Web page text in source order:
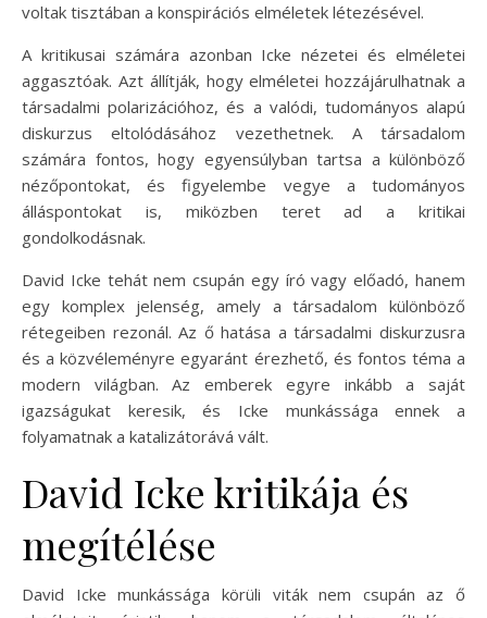
voltak tisztában a konspirációs elméletek létezésével.
A kritikusai számára azonban Icke nézetei és elméletei
aggasztóak. Azt állítják, hogy elméletei hozzájárulhatnak a
társadalmi polarizációhoz, és a valódi, tudományos alapú
diskurzus eltolódásához vezethetnek. A társadalom
számára fontos, hogy egyensúlyban tartsa a különböző
nézőpontokat, és figyelembe vegye a tudományos
álláspontokat is, miközben teret ad a kritikai
gondolkodásnak.
David Icke tehát nem csupán egy író vagy előadó, hanem
egy komplex jelenség, amely a társadalom különböző
rétegeiben rezonál. Az ő hatása a társadalmi diskurzusra
és a közvéleményre egyaránt érezhető, és fontos téma a
modern világban. Az emberek egyre inkább a saját
igazságukat keresik, és Icke munkássága ennek a
folyamatnak a katalizátorává vált.
David Icke kritikája és
megítélése
David Icke munkássága körüli viták nem csupán az ő